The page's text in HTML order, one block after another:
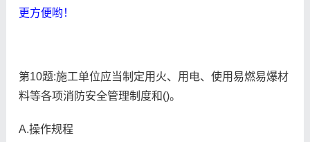
更方便哟！
第10题:施工单位应当制定用火、用电、使用易燃易爆材
料等各项消防安全管理制度和()。
A.操作规程